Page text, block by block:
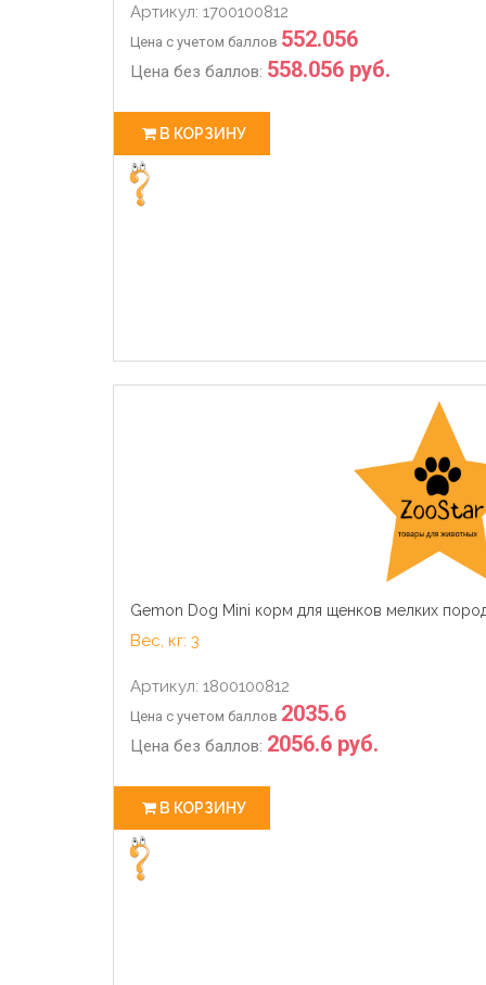
Артикул: 1700100812
Цена с учетом баллов 552.056
Цена без баллов: 558.056 руб.
В КОРЗИНУ
Gemon Dog Mini корм для щенков мелких
Вес, кг: 3
Артикул: 1800100812
Цена с учетом баллов 2035.6
Цена без баллов: 2056.6 руб.
В КОРЗИНУ